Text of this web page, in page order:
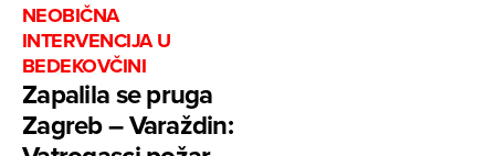
NEOBIČNA
INTERVENCIJA U
BEDEKOVČINI
Zapalila se pruga
Zagreb – Varaždin: